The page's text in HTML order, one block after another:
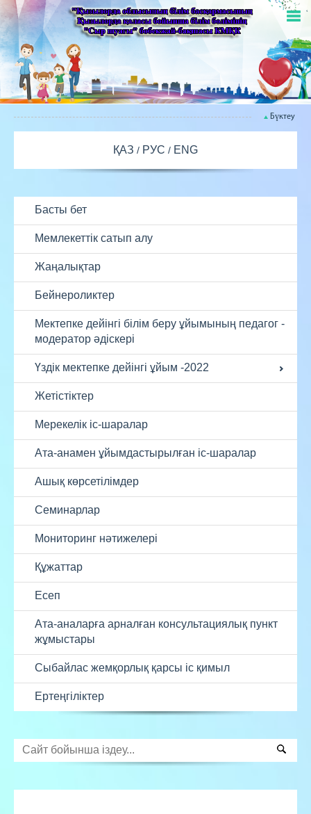
Бүктеу
ҚАЗ РУС ENG
Басты бет
Мемлекеттік сатып алу
Жаңалықтар
Бейнероликтер
Мектепке дейінгі білім беру ұйымының педагог -
модератор әдіскері
Үздік мектепке дейінгі ұйым -2022
Жетістіктер
Мерекелік іс-шаралар
Ата-анамен ұйымдастырылған іс-шаралар
Ашық көрсетілімдер
Семинарлар
Мониторинг нәтижелері
Құжаттар
Есеп
Ата-аналарға арналған консультациялық пункт
жұмыстары
Сыбайлас жемқорлық қарсы іс қимыл
Ертеңгіліктер